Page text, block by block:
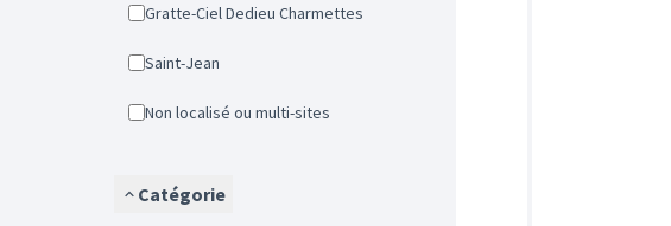
Gratte-Ciel Dedieu Charmettes
Saint-Jean
Non localisé ou multi-sites
Catégorie